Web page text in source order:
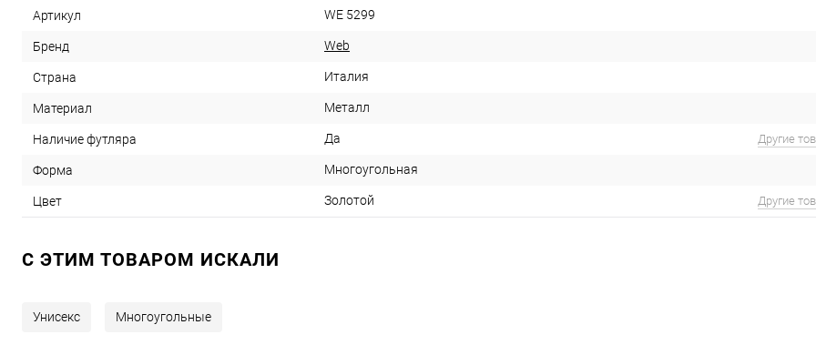
Артикул WE 5299
Бренд Web
Страна Италия
Материал Металл
Наличие футляра Да Другие
Форма Многоугольная
Цвет Золотой Другие
C ЭТИМ ТОВАРОМ ИСКАЛИ
Унисекс Многоугольные